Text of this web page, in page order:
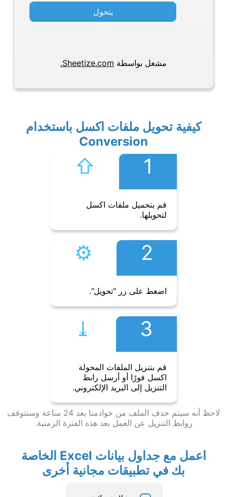
يتحول
مشغل بواسطة Sheetize.com.
كيفية تحويل ملفات اكسل باستخدام
Conversion
1
⇧︎
قم بتحميل ملفات اكسل
لتحويلها.
2
⚙︎
اضغط على زر "تحويل".
3
⤓︎
قم بتنزيل الملفات المحولة
اكسل فورًا أو أرسل رابط
التنزيل إلى البريد الإلكتروني.
لاحظ أنه سيتم حذف الملف من خوادمنا بعد 24 ساعة وستتوقف
روابط التنزيل عن العمل بعد هذه الفترة الزمنية.
اعمل مع جداول بيانات Excel الخاصة
بك في تطبيقات مجانية أخرى